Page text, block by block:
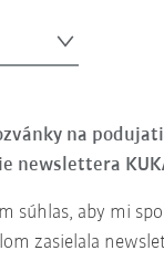
na
newslettera
súhlas, aby mi
zasielala